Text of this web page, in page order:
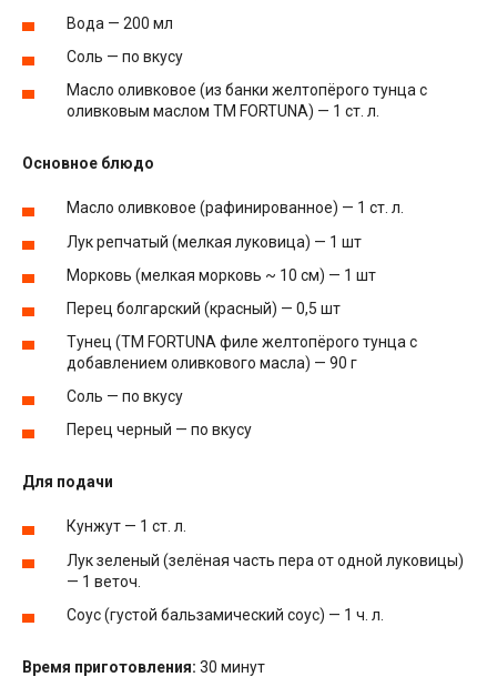
Вода — 200 мл
Соль — по вкусу
Масло оливковое (из банки желтопёрого тунца с
оливковым маслом ТМ FORTUNA) — 1 ст. л.
Основное блюдо
Масло оливковое (рафинированное) — 1 ст. л.
Лук репчатый (мелкая луковица) — 1 шт
Морковь (мелкая морковь ~ 10 см) — 1 шт
Перец болгарский (красный) — 0,5 шт
Тунец (ТМ FORTUNA филе желтопёрого тунца с
добавлением оливкового масла) — 90 г
Соль — по вкусу
Перец черный — по вкусу
Для подачи
Кунжут — 1 ст. л.
Лук зеленый (зелёная часть пера от одной луковицы)
— 1 веточ.
Соус (густой бальзамический соус) — 1 ч. л.
Время приготовления: 30 минут